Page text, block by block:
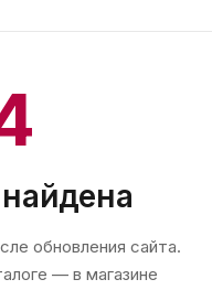
обновления сайта.
— в магазине